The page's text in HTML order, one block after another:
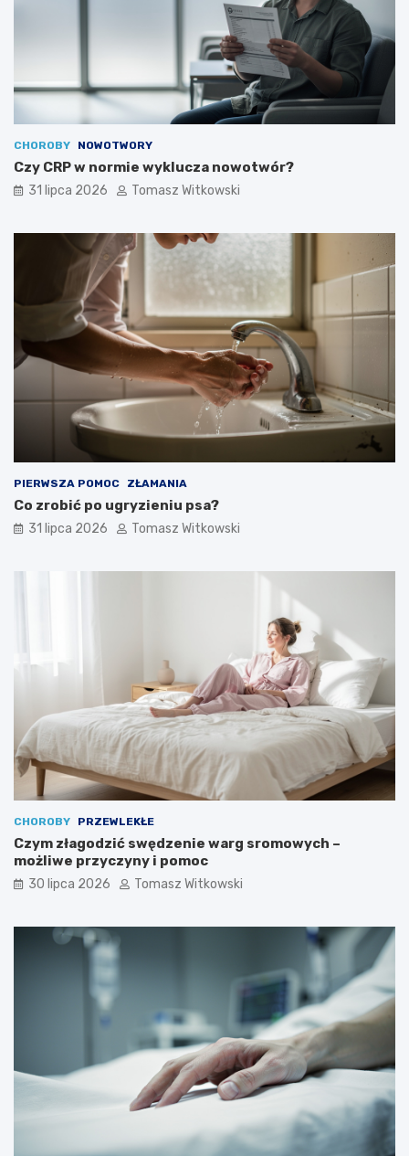
CHOROBY NOWOTWORY
Czy CRP w normie wyklucza nowotwór?
31 lipca 2026 Tomasz Witkowski
PIERWSZA POMOC ZŁAMANIA
Co zrobić po ugryzieniu psa?
31 lipca 2026 Tomasz Witkowski
CHOROBY PRZEWLEKŁE
Czym złagodzić swędzenie warg sromowych –
możliwe przyczyny i pomoc
30 lipca 2026 Tomasz Witkowski